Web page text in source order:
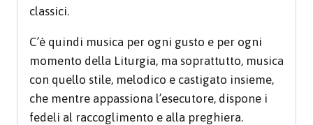
classici.
C’è quindi musica per ogni gusto e per ogni
momento della Liturgia, ma soprattutto, musica
con quello stile, melodico e castigato insieme,
che mentre appassiona l’esecutore, dispone i
fedeli al raccoglimento e alla preghiera.